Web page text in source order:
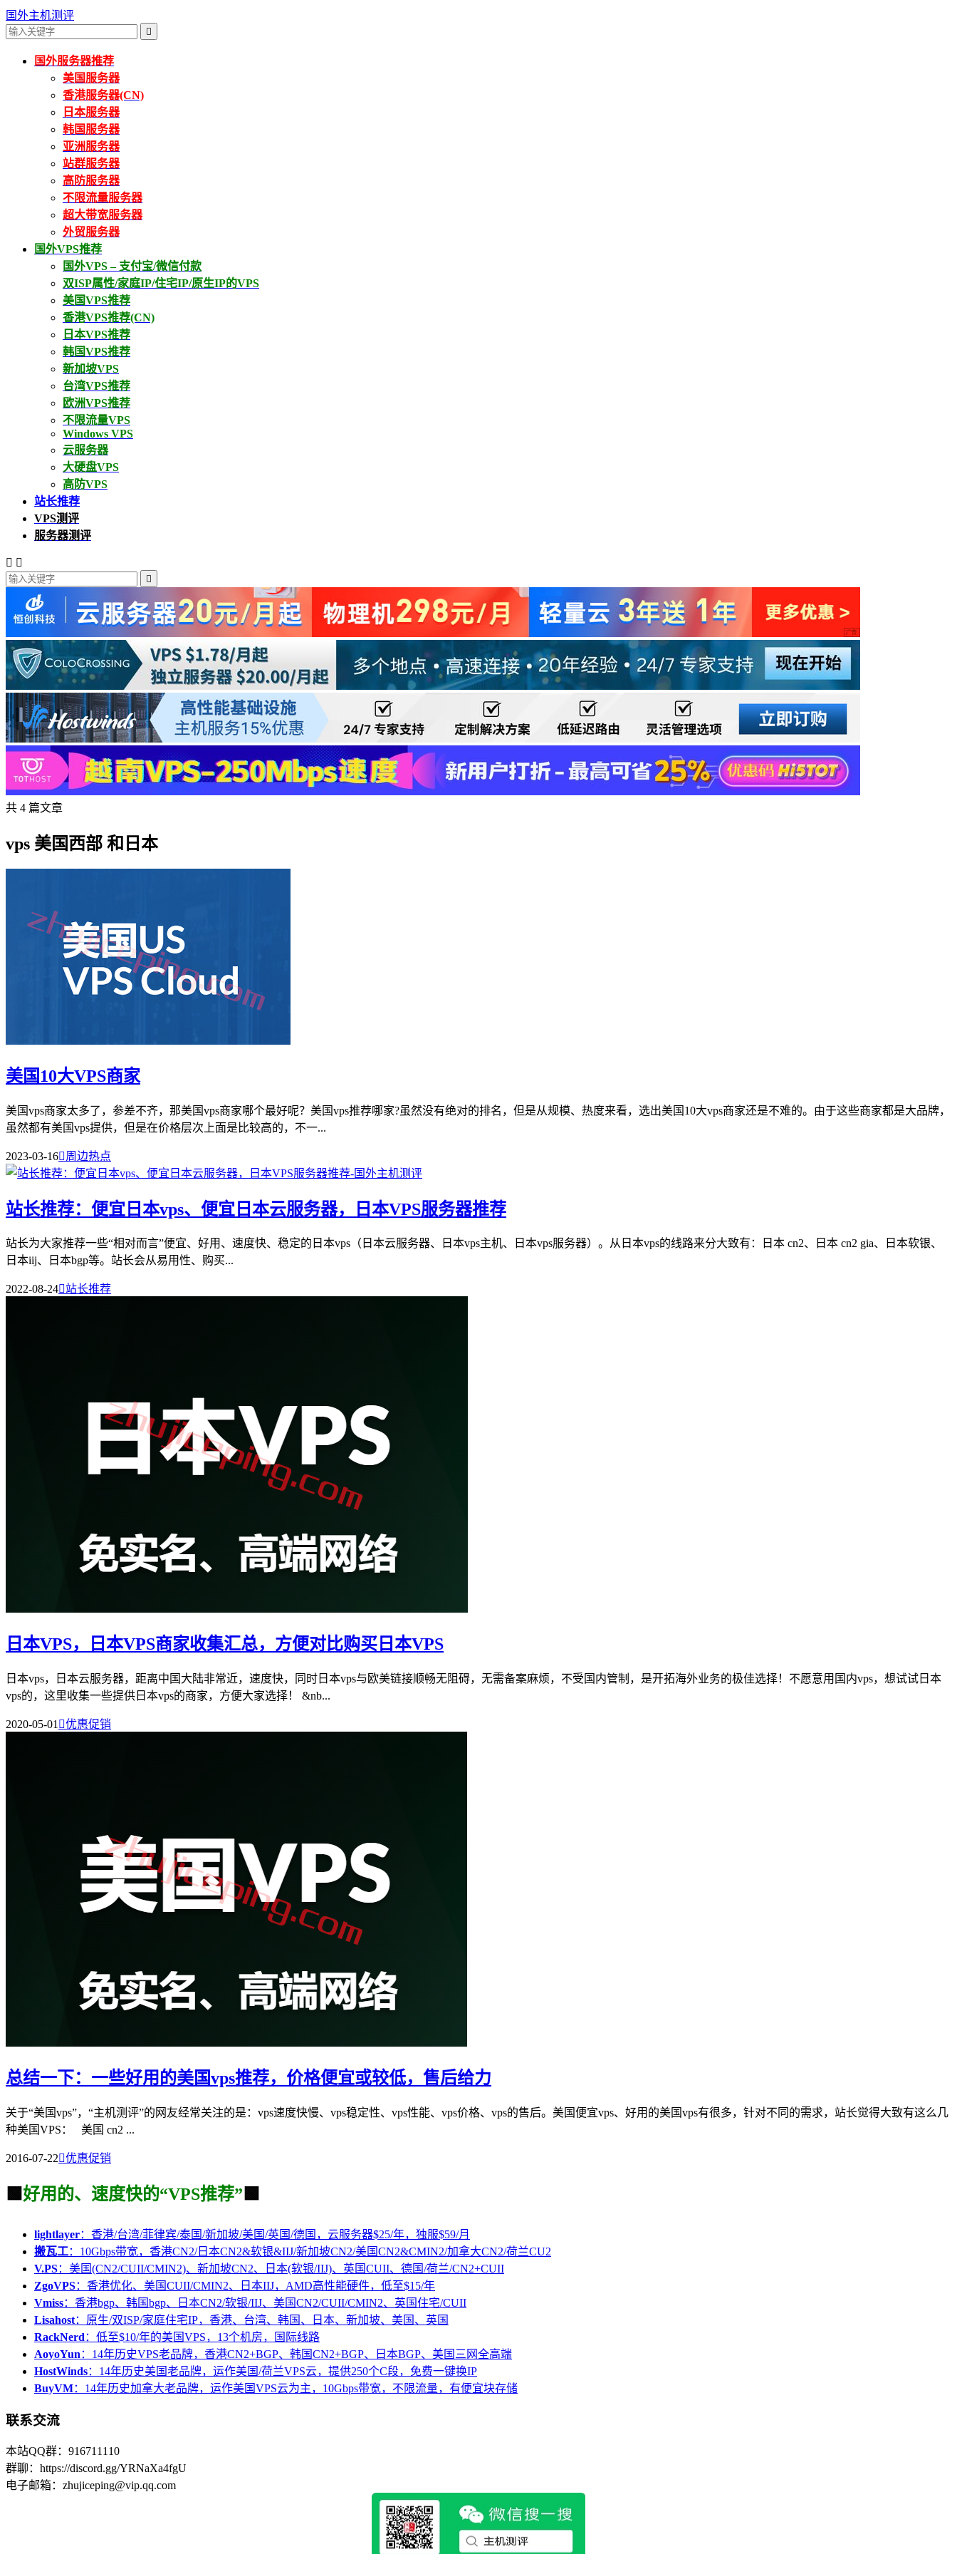
国外主机测评

国外服务器推荐
美国服务器
香港服务器(CN)
日本服务器
韩国服务器
亚洲服务器
站群服务器
高防服务器
不限流量服务器
超大带宽服务器
外贸服务器
国外VPS推荐
国外VPS – 支付宝/微信付款
双ISP属性/家庭IP/住宅IP/原生IP的VPS
美国VPS推荐
香港VPS推荐(CN)
日本VPS推荐
韩国VPS推荐
新加坡VPS
台湾VPS推荐
欧洲VPS推荐
不限流量VPS
Windows VPS
云服务器
大硬盘VPS
高防VPS
站长推荐
VPS测评
服务器测评
 

共 4 篇文章
vps 美国西部 和日本
美国10大VPS商家
美国vps商家太多了，参差不齐，那美国vps商家哪个最好呢？美国vps推荐哪家?虽然没有绝对的排名，但是从规模、热度来看，选出美国10大vps商家还是不难的。由于这些商家都是大品牌，
虽然都有美国vps提供，但是在价格层次上面是比较高的，不一...
2023-03-16周边热点
站长推荐：便宜日本vps、便宜日本云服务器，日本VPS服务器推荐
站长为大家推荐一些“相对而言”便宜、好用、速度快、稳定的日本vps（日本云服务器、日本vps主机、日本vps服务器）。从日本vps的线路来分大致有：日本 cn2、日本 cn2 gia、日本软银、
日本iij、日本bgp等。站长会从易用性、购买...
2022-08-24站长推荐
日本VPS，日本VPS商家收集汇总，方便对比购买日本VPS
日本vps，日本云服务器，距离中国大陆非常近，速度快，同时日本vps与欧美链接顺畅无阻碍，无需备案麻烦，不受国内管制，是开拓海外业务的极佳选择！不愿意用国内vps，想试试日本
vps的，这里收集一些提供日本vps的商家，方便大家选择！ &nb...
2020-05-01 优惠促销
总结一下：一些好用的美国vps推荐，价格便宜或较低，售后给力
关于“美国vps”，“主机测评”的网友经常关注的是：vps速度快慢、vps稳定性、vps性能、vps价格、vps的售后。美国便宜vps、好用的美国vps有很多，针对不同的需求，站长觉得大致有这么几
种美国VPS： 美国 cn2 ...
2016-07-22优惠促销
🟩 好用的、速度快的“VPS推荐” 🟩
lightlayer：香港/台湾/菲律宾/泰国/新加坡/美国/英国/德国，云服务器$25/年，独服$59/月
搬瓦工：10Gbps带宽，香港CN2/日本CN2&软银&IIJ/新加坡CN2/美国CN2&CMIN2/加拿大CN2/荷兰CU2
V.PS：美国(CN2/CUII/CMIN2)、新加坡CN2、日本(软银/IIJ)、英国CUII、德国/荷兰/CN2+CUII
ZgoVPS：香港优化、美国CUII/CMIN2、日本IIJ，AMD高性能硬件，低至$15/年
Vmiss：香港bgp、韩国bgp、日本CN2/软银/IIJ、美国CN2/CUII/CMIN2、英国住宅/CUII
Lisahost：原生/双ISP/家庭住宅IP，香港、台湾、韩国、日本、新加坡、美国、英国
RackNerd ：低至$10/年的美国VPS，13个机房，国际线路
AoyoYun ：14年历史VPS老品牌，香港CN2+BGP、韩国CN2+BGP、日本BGP、美国三网全高端
HostWinds：14年历史美国老品牌，运作美国/荷兰VPS云，提供250个C段，免费一键换IP
BuyVM：14年历史加拿大老品牌，运作美国VPS云为主，10Gbps带宽，不限流量，有便宜块存储
联系交流
本站QQ群：916711110
群聊：https://discord.gg/YRNaXa4fgU
电子邮箱：zhujiceping@vip.qq.com